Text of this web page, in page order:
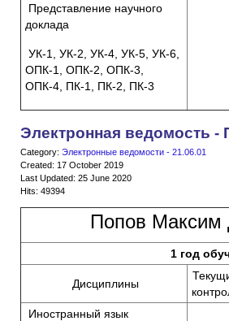
Представление научного
доклада
УК-1, УК-2, УК-4, УК-5, УК-6,
ОПК-1, ОПК-2, ОПК-3,
ОПК-4, ПК-1, ПК-2, ПК-3
Электронная ведомость -
Category: Электронные ведомости - 21.06.01
Created: 17 October 2019
Last Updated: 25 June 2020
Hits: 49394
Попов Максим
1 год
Дисциплины
Иностранный язык